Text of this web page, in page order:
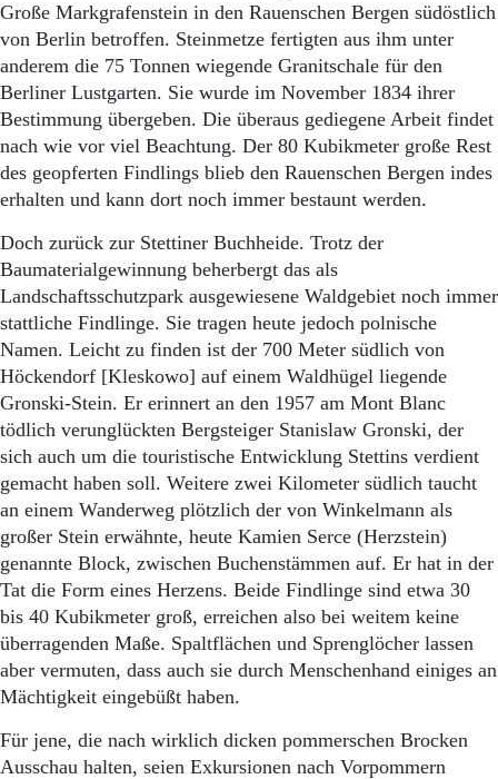
Große Markgrafenstein in den Rauenschen Bergen südöstlich
von Berlin betroffen. Steinmetze fertigten aus ihm unter
anderem die 75 Tonnen wiegende Granitschale für den
Berliner Lustgarten. Sie wurde im November 1834 ihrer
Bestimmung übergeben. Die überaus gediegene Arbeit findet
nach wie vor viel Beachtung. Der 80 Kubikmeter große Rest
des geopferten Findlings blieb den Rauenschen Bergen indes
erhalten und kann dort noch immer bestaunt werden.
Doch zurück zur Stettiner Buchheide. Trotz der
Baumaterialgewinnung beherbergt das als
Landschaftsschutzpark ausgewiesene Waldgebiet noch immer
stattliche Findlinge. Sie tragen heute jedoch polnische
Namen. Leicht zu finden ist der 700 Meter südlich von
Höckendorf [Kleskowo] auf einem Waldhügel liegende
Gronski-Stein. Er erinnert an den 1957 am Mont Blanc
tödlich verunglückten Bergsteiger Stanislaw Gronski, der
sich auch um die touristische Entwicklung Stettins verdient
gemacht haben soll. Weitere zwei Kilometer südlich taucht
an einem Wanderweg plötzlich der von Winkelmann als
großer Stein erwähnte, heute Kamien Serce (Herzstein)
genannte Block, zwischen Buchenstämmen auf. Er hat in der
Tat die Form eines Herzens. Beide Findlinge sind etwa 30
bis 40 Kubikmeter groß, erreichen also bei weitem keine
überragenden Maße. Spaltflächen und Sprenglöcher lassen
aber vermuten, dass auch sie durch Menschenhand einiges an
Mächtigkeit eingebüßt haben.
Für jene, die nach wirklich dicken pommerschen Brocken
Ausschau halten, seien Exkursionen nach Vorpommern